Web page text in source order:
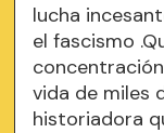
lucha
el fascismo
vida de miles
historiadora